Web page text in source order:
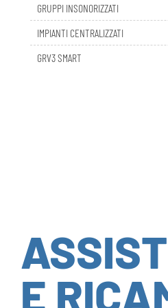
IMPIANTI CENTRALIZZATI
GRV3 SMART
E